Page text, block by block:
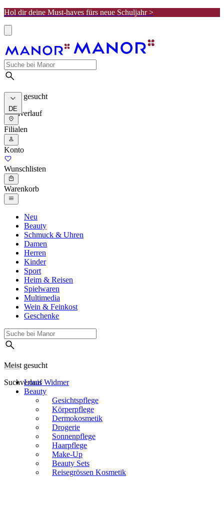
Hol dir deine Must-haves fürs neue Schuljahr >
Meist gesucht
Suchverlauf
DE
Filialen
Konto
Wunschlisten
Warenkorb
Neu
Beauty
Schmuck & Uhren
Damen
Herren
Kinder
Sport
Heim & Reisen
Spielwaren
Multimedia
Wein & Feinkost
Geschenke
Meist gesucht
SuchverlaufLouis Widmer
Beauty
Gesichtspflege
Körperpflege
Dermokosmetik
Drogerie
Sonnenpflege
Haarpflege
Make-Up
Beauty Sets
Reisegrössen Kosmetik